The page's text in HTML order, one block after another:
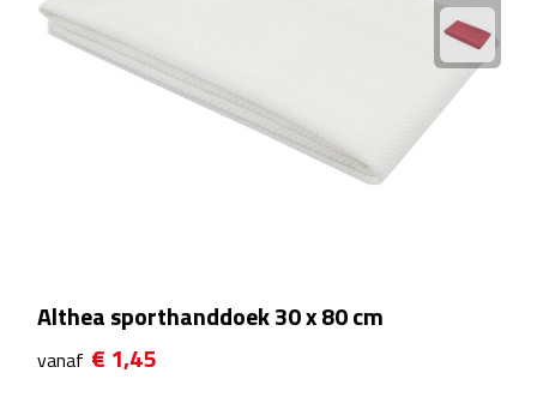
Koffieglazen
Schoteltjes
Althea sporthanddoek 30 x 80 cm
vanaf € 1,45